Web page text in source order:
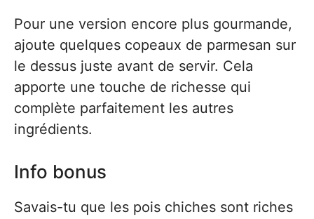
Pour une version encore plus gourmande,
ajoute quelques copeaux de parmesan sur
le dessus juste avant de servir. Cela
apporte une touche de richesse qui
complète parfaitement les autres
ingrédients.
Info bonus
Savais-tu que les pois chiches sont riches